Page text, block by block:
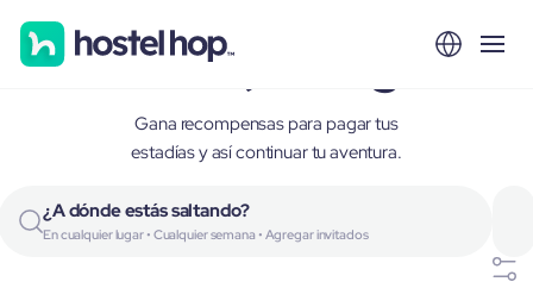
Kutaisi, Georgia
Gana recompensas para pagar tus
estadías y así continuar tu aventura.
¿A dónde estás saltando?
En cualquier lugar • Cualquier semana • Agregar invitados